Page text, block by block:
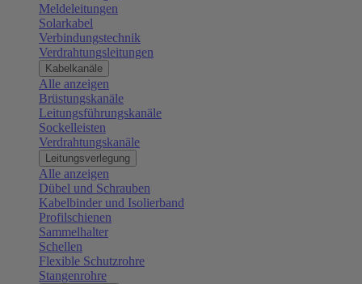
Meldeleitungen
Solarkabel
Verbindungstechnik
Verdrahtungsleitungen
Kabelkanäle
Alle anzeigen
Brüstungskanäle
Leitungsführungskanäle
Sockelleisten
Verdrahtungskanäle
Leitungsverlegung
Alle anzeigen
Dübel und Schrauben
Kabelbinder und Isolierband
Profilschienen
Sammelhalter
Schellen
Flexible Schutzrohre
Stangenrohre